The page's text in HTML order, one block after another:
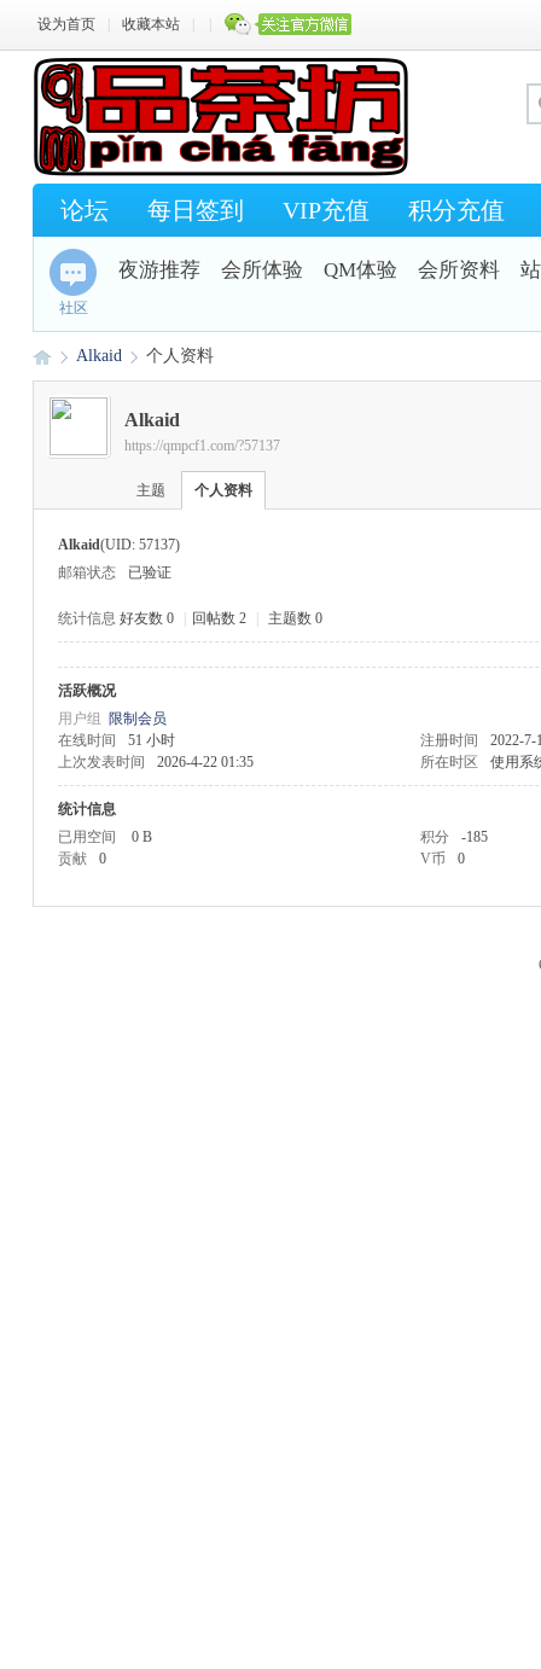
设为首页 收藏本站
论坛 每日签到 VIP充值 积分充值
社区
夜游推荐 会所体验 QM体验 会所资料
›
Alkaid 个人资料
Alkaid
https://qmpcf1.com/?57137
主题 个人资料
Alkaid(UID: 57137)
邮箱状态
已验证
统计信息 好友数 0 回帖数 2 主题数 0
活跃概况
用户组 限制会员
在线时间
51 小时 注册时间
2022-7-
上次发表时间
2026-4-22 01:35 所在时区 使用系
统计信息
已用空间
0 B 积分
-185
贡献
0 V币 0